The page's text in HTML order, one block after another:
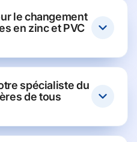
le changement
en zinc et PVC
spécialiste du
de tous